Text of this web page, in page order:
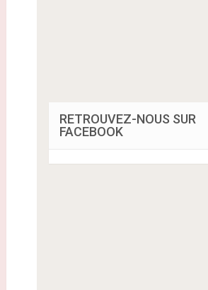
RETROUVEZ-NOUS SUR
FACEBOOK